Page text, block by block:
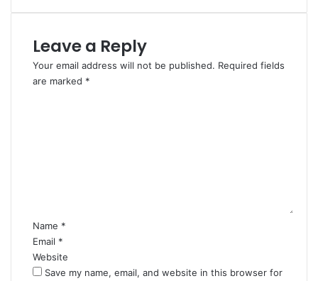
Leave a Reply
Your email address will not be published. Required fields
are marked *
Name *
Email *
Website
Save my name, email, and website in this browser for